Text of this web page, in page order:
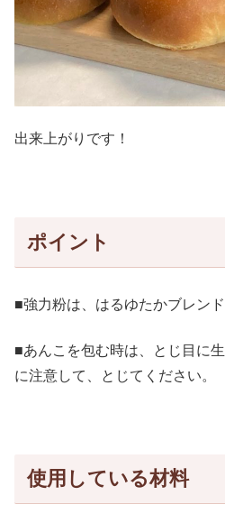
出来上がりです！
ポイント
■強力粉は、はるゆたかブレン
■あんこを包む時は、とじ目に
に注意して、とじてください。
使用している材料